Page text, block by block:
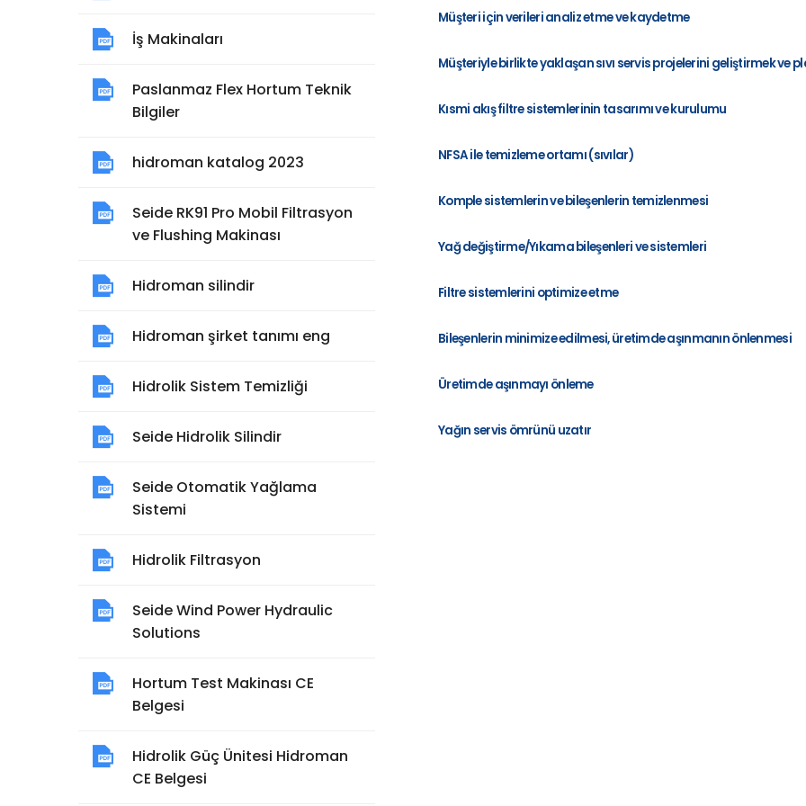
Müşteri için verileri analiz etme ve kaydetme
Müşteriyle birlikte yaklaşan sıvı servis projelerini geliştirmek ve
Kısmi akış filtre sistemlerinin tasarımı ve kurulumu
NFSA ile temizleme ortamı (sıvılar)
Komple sistemlerin ve bileşenlerin temizlenmesi
Yağ değiştirme/Yıkama bileşenleri ve sistemleri
Filtre sistemlerini optimize etme
Bileşenlerin minimize edilmesi, üretimde aşınmanın önlenmesi
Üretimde aşınmayı önleme
Yağın servis ömrünü uzatır
İş Makinaları
Paslanmaz Flex Hortum Teknik
Bilgiler
hidroman katalog 2023
Seide RK91 Pro Mobil Filtrasyon
ve Flushing Makinası
Hidroman silindir
Hidroman şirket tanımı eng
Hidrolik Sistem Temizliği
Seide Hidrolik Silindir
Seide Otomatik Yağlama
Sistemi
Hidrolik Filtrasyon
Seide Wind Power Hydraulic
Solutions
Hortum Test Makinası CE
Belgesi
Hidrolik Güç Ünitesi Hidroman
CE Belgesi